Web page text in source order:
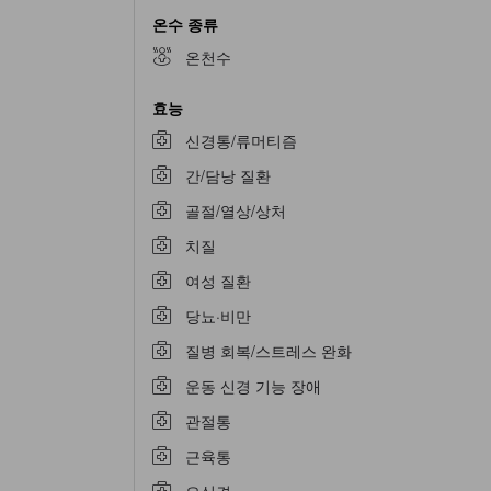
온수 종류
온천수
효능
신경통/류머티즘
간/담낭 질환
골절/열상/상처
치질
여성 질환
당뇨·비만
질병 회복/스트레스 완화
운동 신경 기능 장애
관절통
근육통